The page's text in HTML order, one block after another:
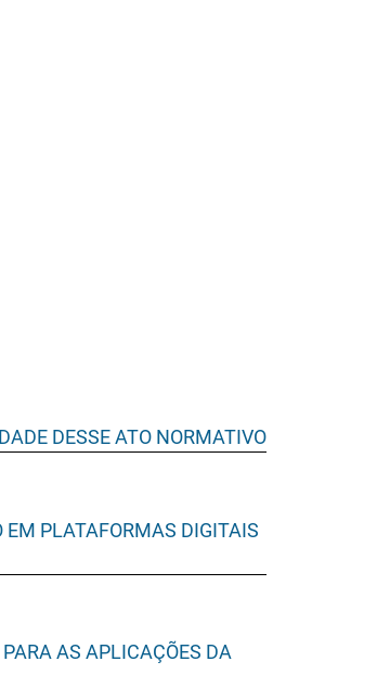
DESSE ATO NORMATIVO
PLATAFORMAS DIGITAIS
AS APLICAÇÕES DA